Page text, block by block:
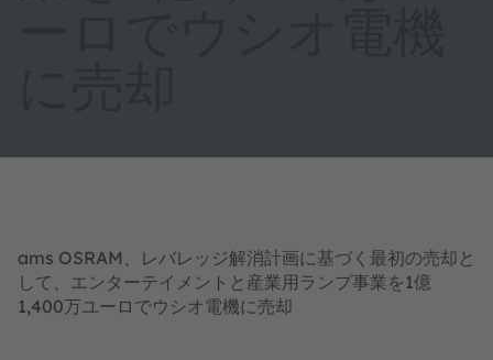
ams OSRAM、レバレッジ解消計画に基づく最初の売却と
して、エンターテイメントと産業用ランプ事業を1億
1,400万ユーロでウシオ電機に売却